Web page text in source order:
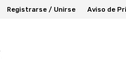
Registrarse / Unirse Aviso de